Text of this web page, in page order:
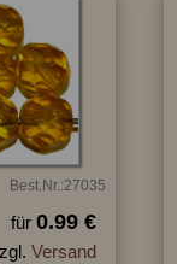
Best.Nr.:27035
für 0.99 €
Versand